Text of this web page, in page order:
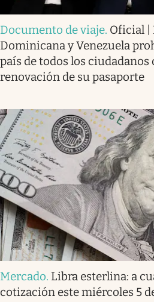
Documento de viaje. Oficial |
Dominicana y Venezuela
país de todos los
renovación de su pasaporte
Mercado. Libra esterlina: a
cotización este miércoles 5